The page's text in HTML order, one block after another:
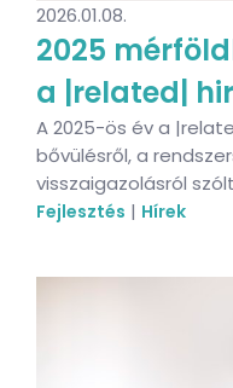
2026.01.08.
2025
a |related|
A 2025-ös év a
bővülésről, a
visszaigazolásról
Fejlesztés | Hírek